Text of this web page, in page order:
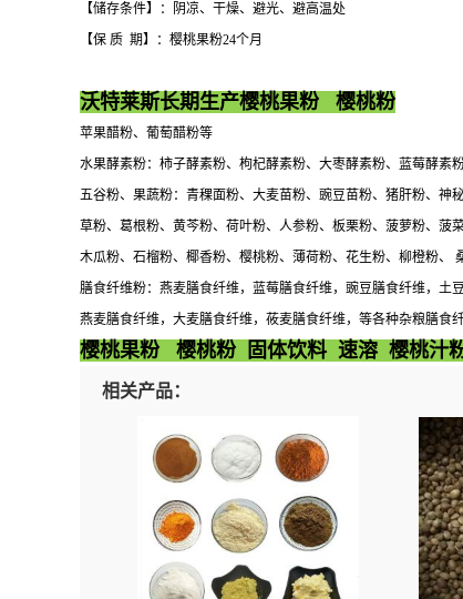
【储存条件】：阴凉、干燥、避光、避高温处
【保 质 期】：樱桃果粉24个月
沃特莱斯长期生产樱桃果粉 樱桃粉
苹果醋粉、葡萄醋粉等
水果酵素粉：柿子酵素粉、枸杞酵素粉、大枣酵素粉、蓝莓酵素
五谷粉、果蔬粉：青稞面粉、大麦苗粉、豌豆苗粉、猪肝粉、神
草粉、葛根粉、黄芩粉、荷叶粉、人参粉、板栗粉、菠萝粉、菠
木瓜粉、石榴粉、椰香粉、樱桃粉、薄荷粉、花生粉、柳橙粉、
膳食纤维粉：燕麦膳食纤维，蓝莓膳食纤维，豌豆膳食纤维，土
燕麦膳食纤维，大麦膳食纤维，莜麦膳食纤维，等各种杂粮膳食纤
樱桃果粉 樱桃粉 固体饮料 速溶 樱桃汁
相关产品：